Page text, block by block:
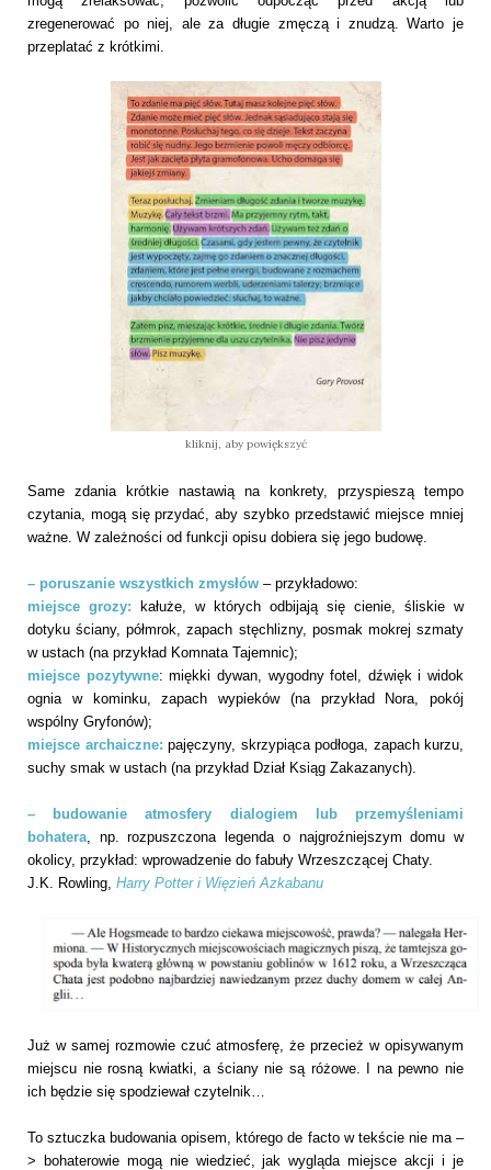
zregenerować po niej, ale za długie zmęczą i znudzą. Warto je
przeplatać z krótkimi.
kliknij, aby powiększyć
Same zdania krótkie nastawią na konkrety, przyspieszą tempo
czytania, mogą się przydać, aby szybko przedstawić miejsce mniej
ważne. W zależności od funkcji opisu dobiera się jego budowę.
– poruszanie wszystkich zmysłów – przykładowo:
miejsce grozy: kałuże, w których odbijają się cienie, śliskie w
dotyku ściany, półmrok, zapach stęchlizny, posmak mokrej szmaty
w ustach (na przykład Komnata Tajemnic);
miejsce pozytywne: miękki dywan, wygodny fotel, dźwięk i widok
ognia w kominku, zapach wypieków (na przykład Nora, pokój
wspólny Gryfonów);
miejsce archaiczne: pajęczyny, skrzypiąca podłoga, zapach kurzu,
suchy smak w ustach (na przykład Dział Ksiąg Zakazanych).
– budowanie atmosfery dialogiem lub przemyśleniami
bohatera , np. rozpuszczona legenda o najgroźniejszym domu w
okolicy, przykład: wprowadzenie do fabuły Wrzeszczącej Chaty.
J.K. Rowling, Harry Potter i Więzień Azkabanu
Już w samej rozmowie czuć atmosferę, że przecież w opisywanym
miejscu nie rosną kwiatki, a ściany nie są różowe. I na pewno nie
ich będzie się spodziewał czytelnik…
To sztuczka budowania opisem, którego de facto w tekście nie ma –
> bohaterowie mogą nie wiedzieć, jak wygląda miejsce akcji i je